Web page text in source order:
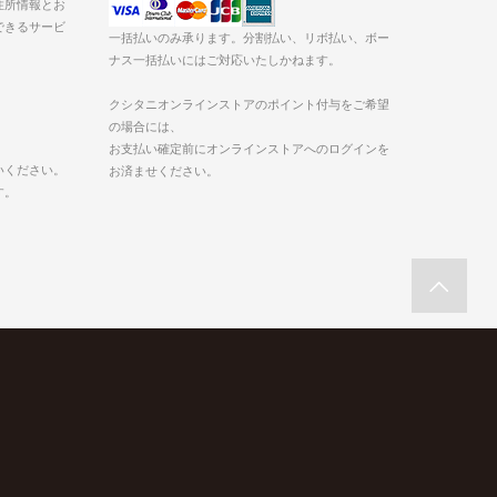
所情報とお
きるサービ
一括払いのみ承ります。分割払い、リボ払い、ボー
ナス一括払いにはご対応いたしかねます。
クシタニオンラインストアのポイント付与をご希望
の場合には、
お支払い確定前にオンラインストアへのログインを
お済ませください。
ださい。